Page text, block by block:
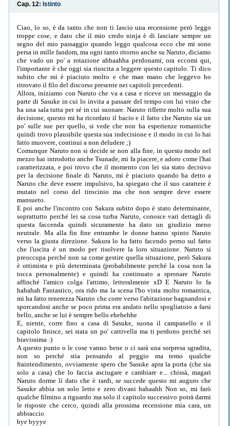
Cap. 12: Istinto
Ciao, lo so, è da tanto che non ti lascio una recensione però leggo
troppe cose, e dato che il mio credo ninja è di lasciare sempre un
segno del mio passaggio quando leggo qualcosa ecco che mi sono
persa in mille fandom, ma ogni tanto ritorno anche su Naruto, diciamo
che vado un po' a rotazione ahhaahha perdonami, ora eccomi qui,
l'importante è che oggi sia riuscita a leggere questo capitolo. Ti dico
subito che mi è piaciuto molto e che man mano che leggevo ho
ritrovato il filo del discorso presente nei capitoli precedenti.
Allora, iniziamo con Naruto che va a casa e riceve un messaggio da
parte di Sasuke in cui lo invita a passare del tempo con lui visto che
ha una sala tutta per sé in cui suonare. Naruto riflette molto sulla sua
decisione, questo mi ha ricordato il bacio e il fatto che Naruto sia un
po' sulle sue per quello, si vede che non ha esperienze romantiche
quindi trovo plausibile questa sua indecisione e il modo in cui lo hai
fatto muovere, continui a non deludere ;)
Comunque Naruto non si decide se non alla fine, in questo modo nel
mezzo hai introdotto anche Tsunade, mi fa piacere, e adoro come l'hai
caratterizzata, e poi trovo che il momento con lei sia stato decisivo
per la decisione finale di Naruto, mi è piaciuto quando ha detto a
Naruto che deve essere impulsivo, ha spiegato che il suo carattere è
mutato nel corso del tirocinio ma che non sempre deve essere
mansueto.
E poi anche l'incontro con Sakura subito dopo è stato determinante,
soprattutto perché lei sa cosa turba Naruto, conosce vari dettagli di
questa faccenda quindi sicuramente ha dato un giudizio meno
neutrale. Ma alla fin fine entrambe le donne hanno spinto Naruto
verso la giusta direzione. Sakura lo ha fatto facendo perno sul fatto
che l'uscita è un modo per risolvere la loro situazione. Naruto si
preoccupa perché non sa come gestire quella situazione, però Sakura
è ottimista e più determinata (probabilmente perché la cosa non la
tocca personalmente) e quindi ha continuato a spronare Naruto
affinché l'amico colga l'attimo, letteralmente xD E Naruto lo fa
hahahah Fantastico, ora rido ma la scena l'ho vista molto romantica,
mi ha fatto tenerezza Naruto che corre verso l'abitazione bagnandosi e
sporcandosi anche se poco prima era andato nello spogliatoio a farsi
bello, anche se lui è sempre bello ehehehhe
E, niente, corre fino a casa di Sasuke, suona il campanello e il
capitolo finisce, sei stata un po' cattivella ma ti perdono perché sei
bravissima :)
A questo punto o le cose vanno bene o ci sarà una sorpresa sgradita,
non so perché stia pensando al peggio ma temo qualche
fraintendimento, ovviamente spero che Sasuke apra la porta (che sia
solo a casa) che lo faccia asciugare e cambiare e... chissà, magari
Naruto dorme lì dato che è tardi, se succede questo mi auguro che
Sasuke abbia un solo letto e zero divani hahaahh Non so, mi farò
qualche filmino a riguardo ma solo il capitolo successivo potrà darmi
le risposte che cerco, quindi alla prossima recensione mia cara, un
abbraccio
bye byyye